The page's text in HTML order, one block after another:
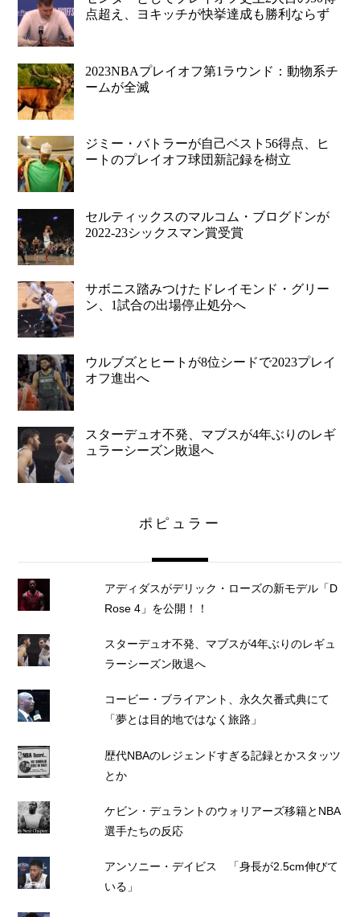
点超え、ヨキッチが快挙達成も勝利ならず
2023NBAプレイオフ第1ラウンド：動物系チ
ームが全滅
ジミー・バトラーが自己ベスト56得点、ヒ
ートのプレイオフ球団新記録を樹立
セルティックスのマルコム・ブログドンが
2022-23シックスマン賞受賞
サボニス踏みつけたドレイモンド・グリー
ン、1試合の出場停止処分へ
ウルブズとヒートが8位シードで2023プレイ
オフ進出へ
スターデュオ不発、マブスが4年ぶりのレギ
ュラーシーズン敗退へ
ポピュラー
アディダスがデリック・ローズの新モデル「D
Rose 4」を公開！！
スターデュオ不発、マブスが4年ぶりのレギュ
ラーシーズン敗退へ
コービー・ブライアント、永久欠番式典にて
「夢とは目的地ではなく旅路」
歴代NBAのレジェンドすぎる記録とかスタッツ
とか
ケビン・デュラントのウォリアーズ移籍とNBA
選手たちの反応
アンソニー・デイビス 「身長が2.5cm伸びて
いる」